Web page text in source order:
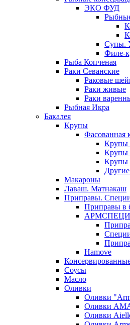
ЭКО ФУД
Супы.
Филе-
Рыба Копченая
Раки Севанские
Раковые
Раки живые
Раки
Рыбная Икра
Бакалея
Крупы
Фасованная
Крупы
Крупы
Крупы
Макароны
Лаваш. Матнакаш
Приправы.
Приправы в
Hamove
Соусы
Масло
Оливки
Оливки
Оливки
Оливки